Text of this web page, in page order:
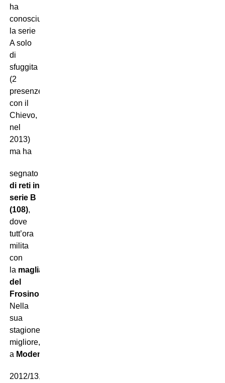
ha
conosciuto
la serie
A solo
di
sfuggita
(2
presenze,
con il
Chievo,
nel
2013)
ma ha
segnatocaterve
di reti in
serie B
(108),
dove
tutt’ora
milita
con
la maglia
del
Frosinone
Nella
sua
stagione
migliore,
a Modena
2012/13,